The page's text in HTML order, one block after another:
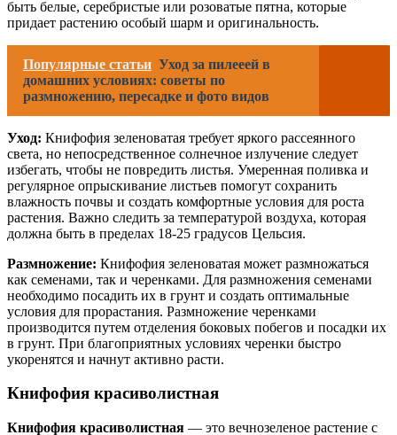
быть белые, серебристые или розоватые пятна, которые
придает растению особый шарм и оригинальность.
Популярные статьи Уход за пилееей в
домашних условиях: советы по
размножению, пересадке и фото видов
Уход: Книфофия зеленоватая требует яркого рассеянного
света, но непосредственное солнечное излучение следует
избегать, чтобы не повредить листья. Умеренная поливка и
регулярное опрыскивание листьев помогут сохранить
влажность почвы и создать комфортные условия для роста
растения. Важно следить за температурой воздуха, которая
должна быть в пределах 18-25 градусов Цельсия.
Размножение: Книфофия зеленоватая может размножаться
как семенами, так и черенками. Для размножения семенами
необходимо посадить их в грунт и создать оптимальные
условия для прорастания. Размножение черенками
производится путем отделения боковых побегов и посадки их
в грунт. При благоприятных условиях черенки быстро
укоренятся и начнут активно расти.
Книфофия красиволистная
Книфофия красиволистная — это вечнозеленое растение с